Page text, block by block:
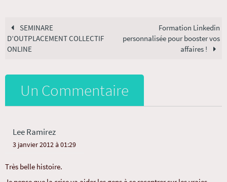
k
SEMINARE
D’OUTPLACEMENT COLLECTIF
ONLINE
Formation Linkedin
personnalisée pour booster vos
affaires !
Un Commentaire
Lee Ramirez
3 janvier 2012 à 01:29
Très belle histoire.